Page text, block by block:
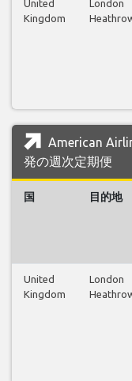
United
Kingdom
London
American
発の週次定期便
国 目的地
United
Kingdom
London